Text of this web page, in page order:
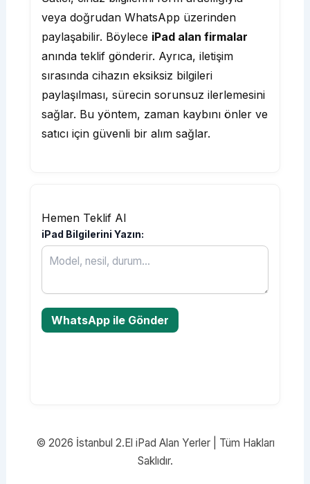
veya doğrudan WhatsApp üzerinden
paylaşabilir. Böylece iPad alan firmalar
anında teklif gönderir. Ayrıca, iletişim
sırasında cihazın eksiksiz bilgileri
paylaşılması, sürecin sorunsuz ilerlemesini
sağlar. Bu yöntem, zaman kaybını önler ve
satıcı için güvenli bir alım sağlar.
Hemen Teklif Al
iPad Bilgilerini Yazın:
WhatsApp ile Gönder
© 2026 İstanbul 2.El iPad Alan Yerler | Tüm Hakları
Saklıdır.